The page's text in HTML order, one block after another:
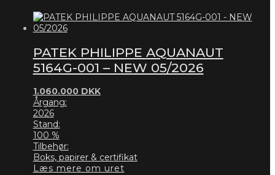
PATEK PHILIPPE AQUANAUT
5164G-001 – NEW 05/2026
1.060.000 DKK
Årgang:
2026
Stand:
100 %
Tilbehør:
Boks, papirer & certifikat
Læs mere om uret